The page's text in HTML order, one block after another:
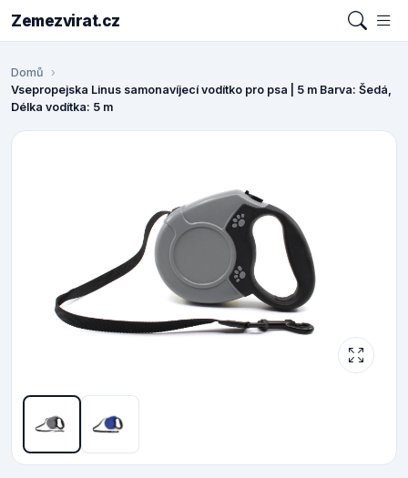
Zemezvirat.cz
Domů
Vsepropejska Linus samonavíjecí vodítko pro psa | 5 m Barva: Šedá,
Délka vodítka: 5 m